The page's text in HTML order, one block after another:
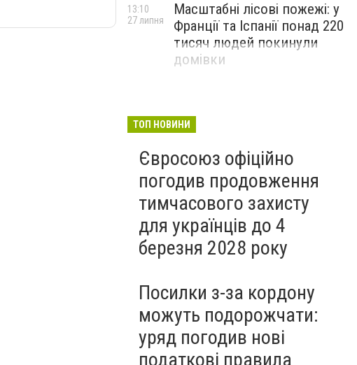
Масштабні лісові пожежі: у
Франції та Іспанії понад 220
тисяч людей покинули
домівки
13:10
27 липня
ТОП НОВИНИ
Євросоюз офіційно
погодив продовження
тимчасового захисту
для українців до 4
березня 2028 року
Посилки з-за кордону
можуть подорожчати:
уряд погодив нові
податкові правила